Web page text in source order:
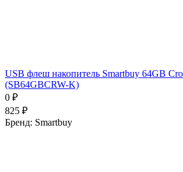
USB флеш накопитель Smartbuy 64GB
(SB64GBCRW-K)
0 ₽
825 ₽
Бренд: Smartbuy